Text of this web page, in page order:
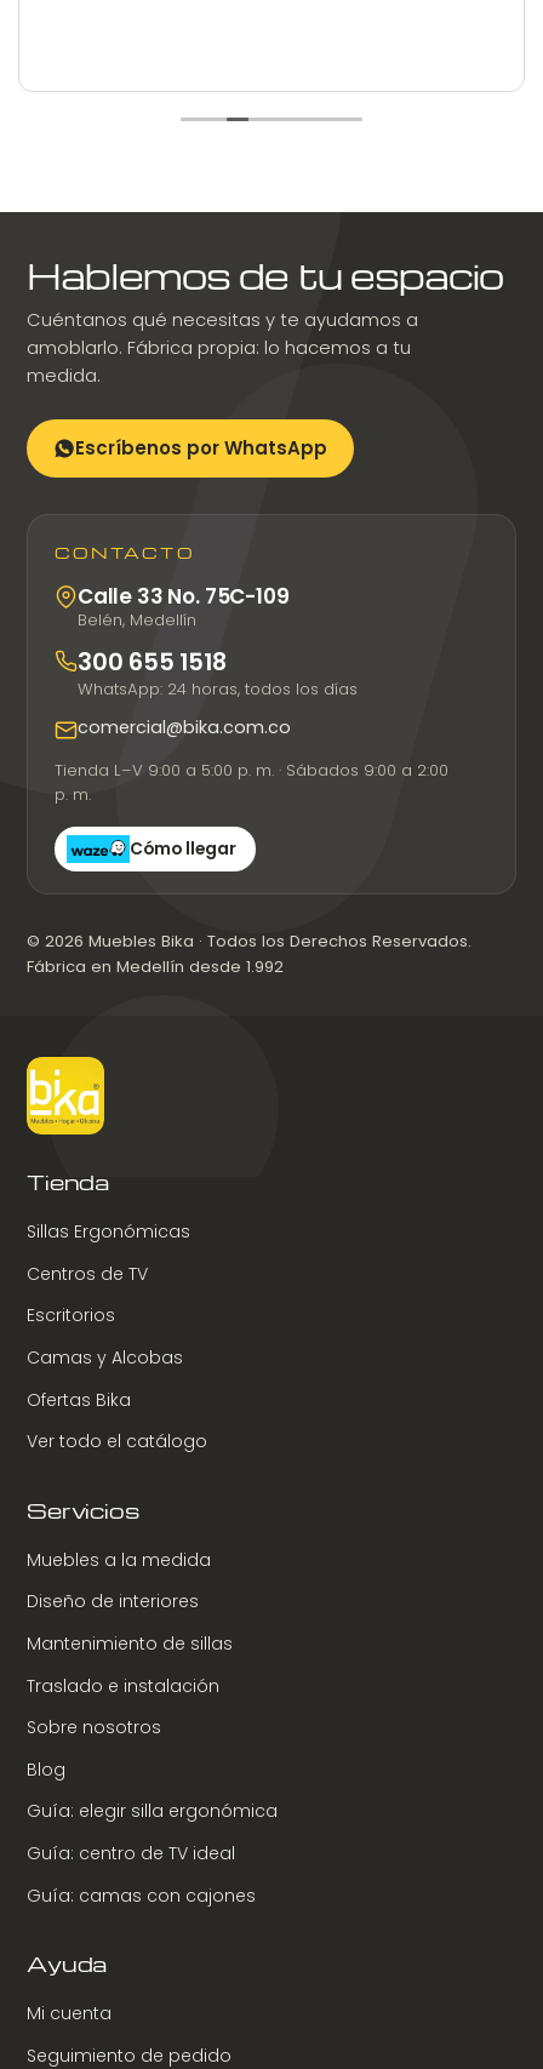
Hablemos de tu espacio
Cuéntanos qué necesitas y te ayudamos a
amoblarlo. Fábrica propia: lo hacemos a tu
medida.
Escríbenos por WhatsApp
CONTACTO
Calle 33 No. 75C-109
Belén, Medellín
300 655 1518
WhatsApp: 24 horas, todos los días
comercial@bika.com.co
Tienda L–V 9:00 a 5:00 p. m. · Sábados 9:00 a 2:00
p. m.
Cómo llegar
© 2026 Muebles Bika · Todos los Derechos Reservados.
Fábrica en Medellín desde 1.992
Tienda
Sillas Ergonómicas
Centros de TV
Escritorios
Camas y Alcobas
Ofertas Bika
Ver todo el catálogo
Servicios
Muebles a la medida
Diseño de interiores
Mantenimiento de sillas
Traslado e instalación
Sobre nosotros
Blog
Guía: elegir silla ergonómica
Guía: centro de TV ideal
Guía: camas con cajones
Ayuda
Mi cuenta
Seguimiento de pedido